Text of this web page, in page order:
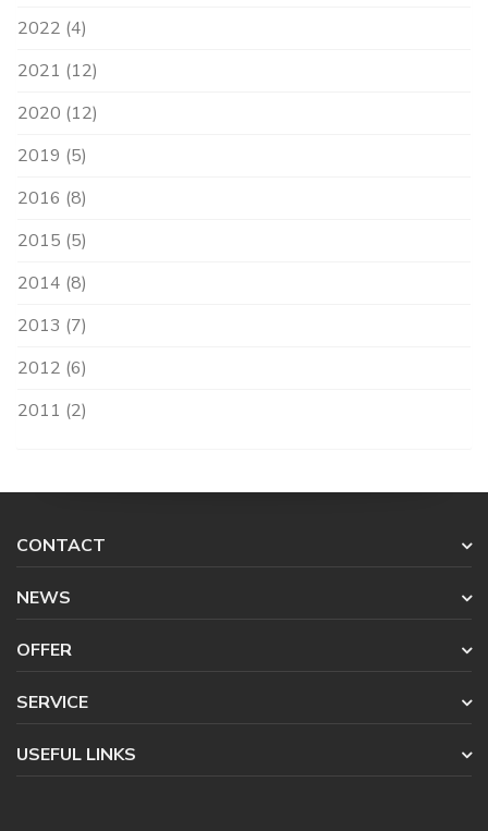
2022 (4)
2021 (12)
2020 (12)
2019 (5)
2016 (8)
2015 (5)
2014 (8)
2013 (7)
2012 (6)
2011 (2)
CONTACT
NEWS
OFFER
SERVICE
USEFUL LINKS